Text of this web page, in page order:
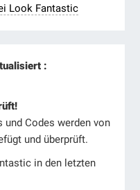
Look Fantastic
:
Codes werden von
und überprüft.
in den letzten